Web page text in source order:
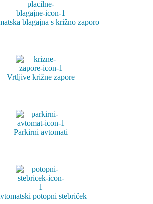
blagajna s križno zaporo
Vrtljive križne zapore
Parkirni avtomati
potopni stebriček